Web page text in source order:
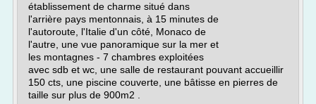
établissement de charme situé dans
l'arrière pays mentonnais, à 15 minutes de
l'autoroute, l'Italie d'un côté, Monaco de
l'autre, une vue panoramique sur la mer et
les montagnes - 7 chambres exploitées
avec sdb et wc, une salle de restaurant pouvant accueillir
150 cts, une piscine couverte, une bâtisse en pierres de
taille sur plus de 900m2 .